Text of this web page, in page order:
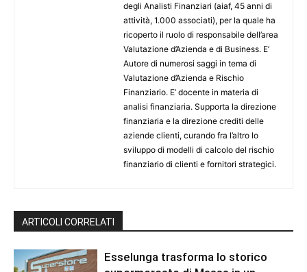
degli Analisti Finanziari (aiaf, 45 anni di
attività, 1.000 associati), per la quale ha
ricoperto il ruolo di responsabile dell’area
Valutazione d’Azienda e di Business. E’
Autore di numerosi saggi in tema di
Valutazione d’Azienda e Rischio
Finanziario. E’ docente in materia di
analisi finanziaria. Supporta la direzione
finanziaria e la direzione crediti delle
aziende clienti, curando fra l’altro lo
sviluppo di modelli di calcolo del rischio
finanziario di clienti e fornitori strategici.
ARTICOLI CORRELATI
Esselunga trasforma lo storico